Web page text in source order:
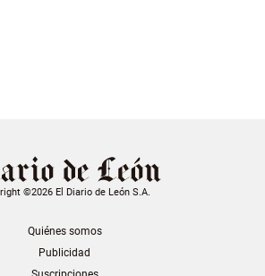
©2026 El Diario de León S.A.
Quiénes somos
Publicidad